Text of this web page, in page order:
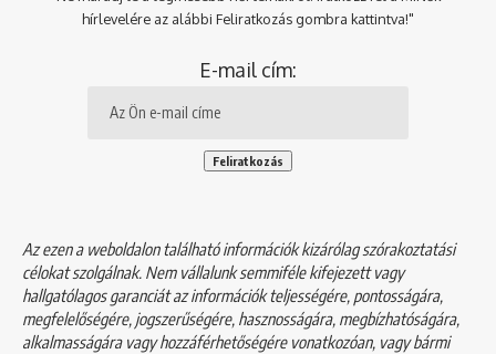
hírlevelére az alábbi Feliratkozás gombra kattintva!"
E-mail cím:
Az ezen a weboldalon található információk kizárólag szórakoztatási
célokat szolgálnak. Nem vállalunk semmiféle kifejezett vagy
hallgatólagos garanciát az információk teljességére, pontosságára,
megfelelőségére, jogszerűségére, hasznosságára, megbízhatóságára,
alkalmasságára vagy hozzáférhetőségére vonatkozóan, vagy bármi